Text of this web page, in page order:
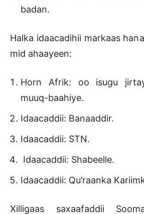
badan.
Halka idaacadihii markaas
mid ahaayeen:
Horn Afrik: oo isugu
muuq-baahiye.
Idaacaddii: Banaaddir.
Idaacaddii: STN.
Idaacaddii: Shabeelle.
Idaacaddii: Qu’raanka
Xilligaas saxaafaddii